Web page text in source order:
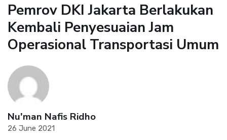
Pemrov DKI Jakarta Berlakukan
Kembali Penyesuaian Jam
Operasional Transportasi Umum
Nu'man Nafis Ridho
26 June 2021